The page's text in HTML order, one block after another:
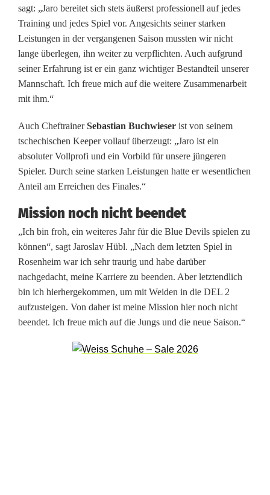
r
o
s
l
a
v
H
ü
b
l
w
e
i
t
sagt: „Jaro bereitet sich stets äußerst professionell auf jedes
Training und jedes Spiel vor. Angesichts seiner starken
Leistungen in der vergangenen Saison mussten wir nicht
lange überlegen, ihn weiter zu verpflichten. Auch aufgrund
seiner Erfahrung ist er ein ganz wichtiger Bestandteil unserer
Mannschaft. Ich freue mich auf die weitere Zusammenarbeit
mit ihm.“
Auch CheftrainerSebastian Buchwieser ist von seinem
tschechischen Keeper vollauf überzeugt: „Jaro ist ein
absoluter Vollprofi und ein Vorbild für unsere jüngeren
Spieler. Durch seine starken Leistungen hatte er wesentlichen
Anteil am Erreichen des Finales.“
Mission noch nicht beendet
„Ich bin froh, ein weiteres Jahr für die Blue Devils spielen zu
können“, sagt Jaroslav Hübl. „Nach dem letzten Spiel in
Rosenheim war ich sehr traurig und habe darüber
nachgedacht, meine Karriere zu beenden. Aber letztendlich
bin ich hierhergekommen, um mit Weiden in die DEL 2
aufzusteigen. Von daher ist meine Mission hier noch nicht
beendet. Ich freue mich auf die Jungs und die neue Saison.“